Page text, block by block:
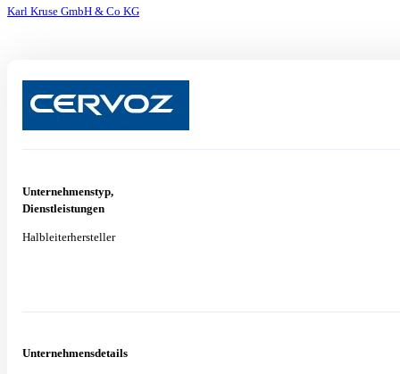
Karl Kruse GmbH & Co KG
Unternehmenstyp,
Dienstleistungen
Halbleiterhersteller
Unternehmensdetails